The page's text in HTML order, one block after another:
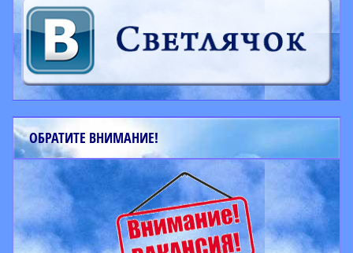
ОБРАТИТЕ ВНИМАНИЕ!